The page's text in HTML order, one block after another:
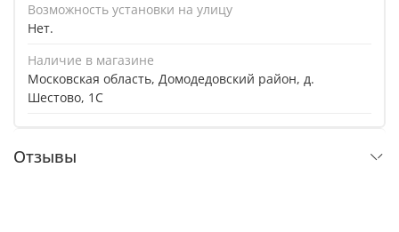
Возможность установки на улицу
Нет.
Наличие в магазине
Московская область, Домодедовский район, д.
Шестово, 1C
Отзывы